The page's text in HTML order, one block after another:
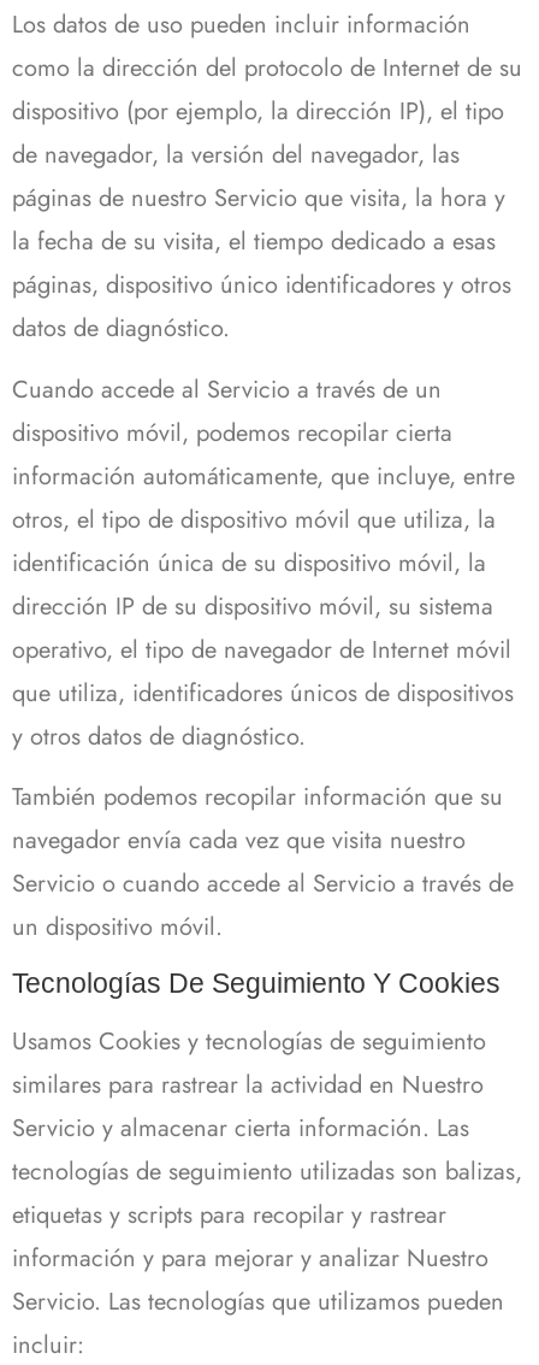
Los datos de uso pueden incluir información
como la dirección del protocolo de Internet de su
dispositivo (por ejemplo, la dirección IP), el tipo
de navegador, la versión del navegador, las
páginas de nuestro Servicio que visita, la hora y
la fecha de su visita, el tiempo dedicado a esas
páginas, dispositivo único identificadores y otros
datos de diagnóstico.
Cuando accede al Servicio a través de un
dispositivo móvil, podemos recopilar cierta
información automáticamente, que incluye, entre
otros, el tipo de dispositivo móvil que utiliza, la
identificación única de su dispositivo móvil, la
dirección IP de su dispositivo móvil, su sistema
operativo, el tipo de navegador de Internet móvil
que utiliza, identificadores únicos de dispositivos
y otros datos de diagnóstico.
También podemos recopilar información que su
navegador envía cada vez que visita nuestro
Servicio o cuando accede al Servicio a través de
un dispositivo móvil.
Tecnologías De Seguimiento Y Cookies
Usamos Cookies y tecnologías de seguimiento
similares para rastrear la actividad en Nuestro
Servicio y almacenar cierta información. Las
tecnologías de seguimiento utilizadas son balizas,
etiquetas y scripts para recopilar y rastrear
información y para mejorar y analizar Nuestro
Servicio. Las tecnologías que utilizamos pueden
incluir: